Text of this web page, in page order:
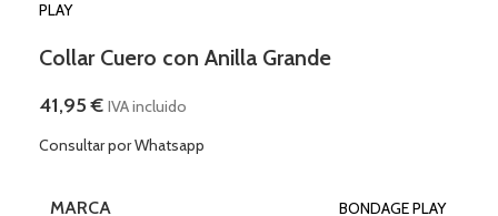
Collar Cuero con Anilla Grande
41,95€ IVA incluido
Consultar por Whatsapp
MARCA BONDAGE PLAY